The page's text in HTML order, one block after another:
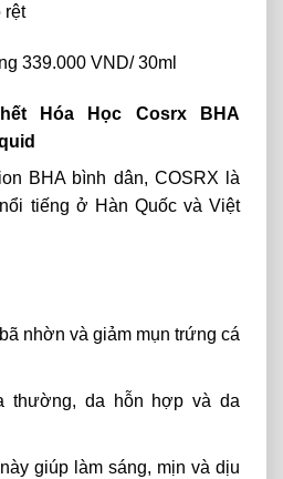
rệt
339.000 VND/ 30ml
Hóa Học Cosrx BHA
BHA bình dân, COSRX là
tiếng ở Hàn Quốc và Việt
nhờn và giảm mụn trứng cá
thường, da hỗn hợp và da
nàygiúp làm sáng, mịn và dịu